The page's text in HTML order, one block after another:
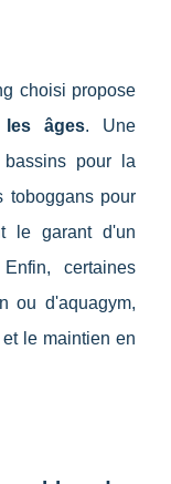
choisi propose
les âges. Une
pour la
toboggans pour
le garant d'un
certaines
ou d'aquagym,
le maintien en